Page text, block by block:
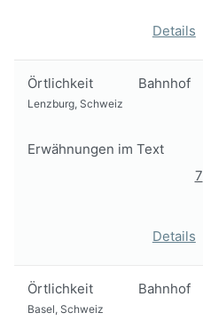
Details
Örtlichkeit Bahnhof
Lenzburg, Schweiz
Erwähnungen im Text
7
Details
Örtlichkeit Bahnhof
Basel, Schweiz